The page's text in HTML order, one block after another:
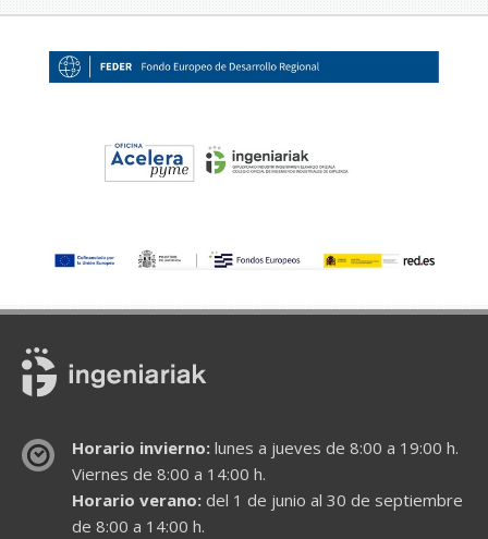
Horario invierno:lunes a jueves de 8:00 a 19:00 h.
Viernes de 8:00 a 14:00 h.
Horario verano:del 1 de junio al 30 de septiembre
de 8:00 a 14:00 h.